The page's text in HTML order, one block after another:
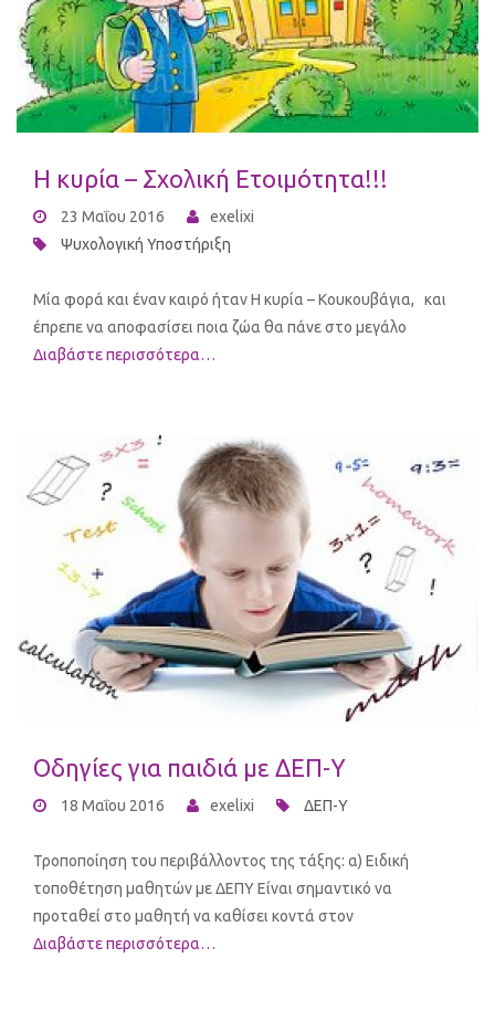
Η κυρία – Σχολική Ετοιμότητα!!!
23 Μαΐου 2016
exelixi
Ψυχολογική Υποστήριξη
Μία φορά και έναν καιρό ήταν Η κυρία – Κουκουβάγια, και
έπρεπε να αποφασίσει ποια ζώα θα πάνε στο μεγάλο
Διαβάστε περισσότερα…
Οδηγίες για παιδιά με ΔΕΠ-Υ
18 Μαΐου 2016 exelixi ΔΕΠ-Υ
Τροποποίηση του περιβάλλοντος της τάξης: α) Ειδική
τοποθέτηση μαθητών με ΔΕΠΥ Είναι σημαντικό να
προταθεί στο μαθητή να καθίσει κοντά στον
Διαβάστε περισσότερα…